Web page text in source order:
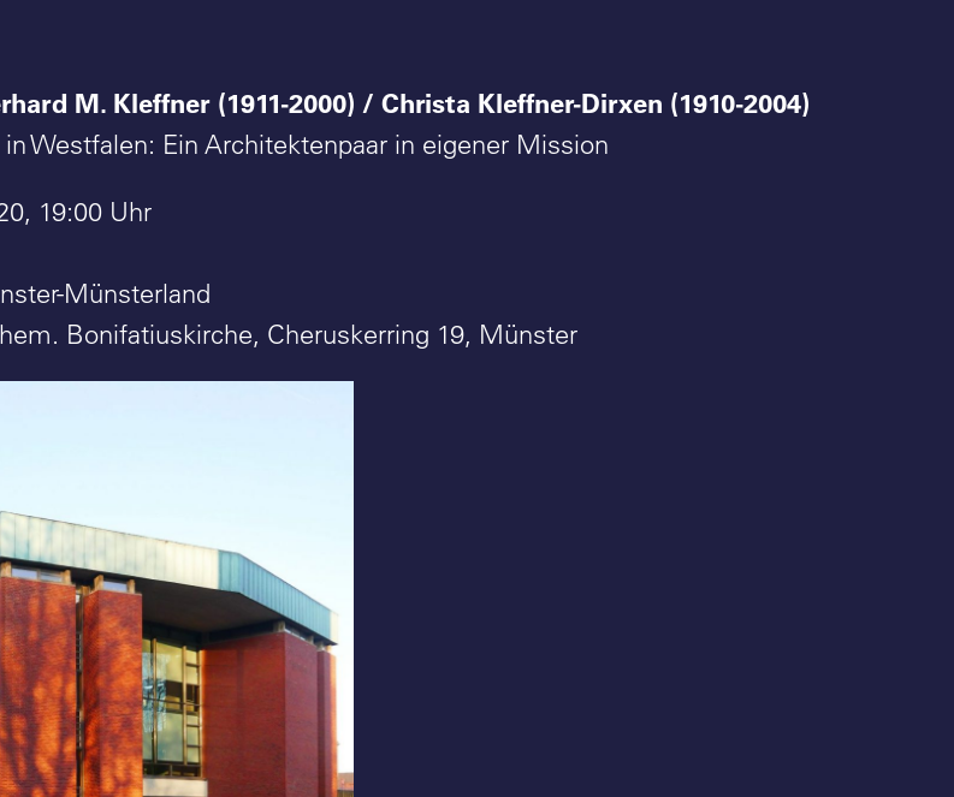
M. Kleffner (1911-2000) / Christa Kleffner-Dirxen (1910-2004)
Westfalen: Ein Architektenpaar in eigener Mission
19:00 Uhr
Münsterland
Bonifatiuskirche, Cheruskerring 19, Münster